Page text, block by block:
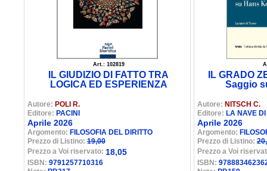
Art.: 102819
IL GIUDIZIO DI FATTO TRA
LOGICA ED ESPERIENZA
Autore: POLI R.
Editore: PACINI
Aprile 2026
Argomento: FILOSOFIA DEL DIRITTO
Prezzo di Listino: 19,00
Prezzo a Voi riservato: 18,05
ISBN: 9791257710316
IL GRADO
Saggio
Autore: NITSCH C.
Editore: LA NAVE
Aprile 2026
Argomento:
Prezzo di Listino:
Prezzo a Voi
ISBN: